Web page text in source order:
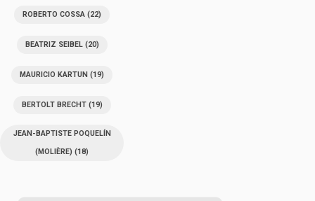
ROBERTO COSSA (22)
BEATRIZ SEIBEL(20)
MAURICIO KARTUN (19)
BERTOLT BRECHT(19)
JEAN-BAPTISTE POQUELÍN
(MOLIÈRE) (18)